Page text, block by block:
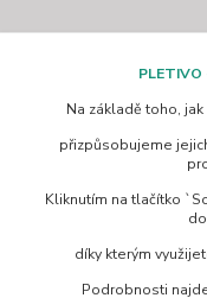
www.pletivo-trinec.cz
Raszka Petr
+420
Denně
PLETIVO
Na základě toho, jak
přizpůsobujeme
Kliknutím na tlačítko
díky kterým
Podrobnosti